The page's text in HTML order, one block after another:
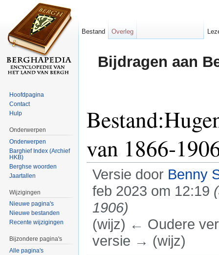
Bijdragen aan
van 1866-
Versie door Benny
feb 2023 om 12:19
1906)
(wijz) ← Oudere
versie → (wijz)
Bestand Overleg
Hoofdpagina
Contact
Hulp
Onderwerpen
Onderwerpen
Barghief Index (Archief
HKB)
Berghse woorden
Jaartallen
Wijzigingen
Nieuwe pagina's
Nieuwe bestanden
Recente wijzigingen
Bijzondere pagina's
Alle pagina's